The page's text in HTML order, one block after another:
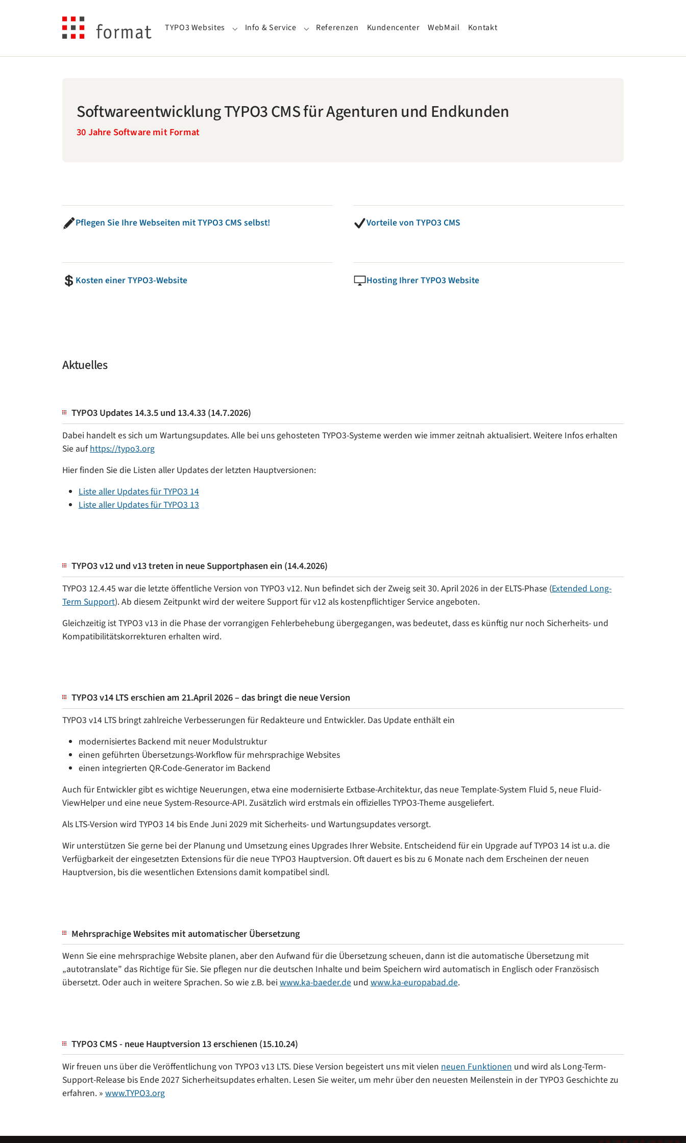
TYPO3 Websites Submenu for "TYPO3 Websites"
Info & Service Submenu for "Info & Service"
Referenzen Kundencenter WebMail Kontakt
Softwareentwicklung TYPO3 CMS für Agenturen und Endkunden
30 Jahre Software mit Format
Pflegen Sie Ihre Webseiten mit TYPO3 CMS selbst!
Kosten einer TYPO3-Website
Vorteile von TYPO3 CMS
Hosting Ihrer TYPO3 Website
Aktuelles
TYPO3 Updates 14.3.5 und 13.4.33 (14.7.2026)
Dabei handelt es sich um Wartungsupdates. Alle bei uns gehosteten TYPO3-Systeme werden wie immer zeitnah aktualisiert. Weitere Infos erhalten
Sie aufhttps://typo3.org
Hier finden Sie die Listen aller Updates der letzten Hauptversionen:
Liste aller Updates für TYPO3 14
Liste aller Updates für TYPO3 13
TYPO3 v12 und v13 treten in neue Supportphasen ein (14.4.2026)
TYPO3 12.4.45 war die letzte öffentliche Version von TYPO3 v12. Nun befindet sich der Zweig seit 30. April 2026 in der ELTS-Phase (Extended Long-
Term Support). Ab diesem Zeitpunkt wird der weitere Support für v12 als kostenpflichtiger Service angeboten.
Gleichzeitig ist TYPO3 v13 in die Phase der vorrangigen Fehlerbehebung übergegangen, was bedeutet, dass es künftig nur noch Sicherheits- und
Kompatibilitätskorrekturen erhalten wird.
TYPO3 v14 LTS erschien am 21.April 2026 – das bringt die neue Version
TYPO3 v14 LTS bringt zahlreiche Verbesserungen für Redakteure und Entwickler. Das Update enthält ein
modernisiertes Backend mit neuer Modulstruktur
einen geführten Übersetzungs-Workflow für mehrsprachige Websites
einen integrierten QR-Code-Generator im Backend
Auch für Entwickler gibt es wichtige Neuerungen, etwa eine modernisierte Extbase-Architektur, das neue Template-System Fluid 5, neue Fluid-
ViewHelper und eine neue System-Resource-API. Zusätzlich wird erstmals ein offizielles TYPO3-Theme ausgeliefert.
Als LTS-Version wird TYPO3 14 bis Ende Juni 2029 mit Sicherheits- und Wartungsupdates versorgt.
Wir unterstützen Sie gerne bei der Planung und Umsetzung eines Upgrades Ihrer Website. Entscheidend für ein Upgrade auf TYPO3 14 ist u.a. die
Verfügbarkeit der eingesetzten Extensions für die neue TYPO3 Hauptversion. Oft dauert es bis zu 6 Monate nach dem Erscheinen der neuen
Hauptversion, bis die wesentlichen Extensions damit kompatibel sindl.
Mehrsprachige Websites mit automatischer Übersetzung
Wenn Sie eine mehrsprachige Website planen, aber den Aufwand für die Übersetzung scheuen, dann ist die automatische Übersetzung mit
„autotranslate” das Richtige für Sie. Sie pflegen nur die deutschen Inhalte und beim Speichern wird automatisch in Englisch oder Französisch
übersetzt. Oder auch in weitere Sprachen. So wie z.B. bei www.ka-baeder.de und www.ka-europabad.de.
TYPO3 CMS - neue Hauptversion 13 erschienen (15.10.24)
Wir freuen uns über die Veröffentlichung von TYPO3 v13 LTS. Diese Version begeistert uns mit vielen neuen Funktionen und wird als Long-Term-
Support-Release bis Ende 2027 Sicherheitsupdates erhalten. Lesen Sie weiter, um mehr über den neuesten Meilenstein in der TYPO3 Geschichte zu
erfahren. » www.TYPO3.org